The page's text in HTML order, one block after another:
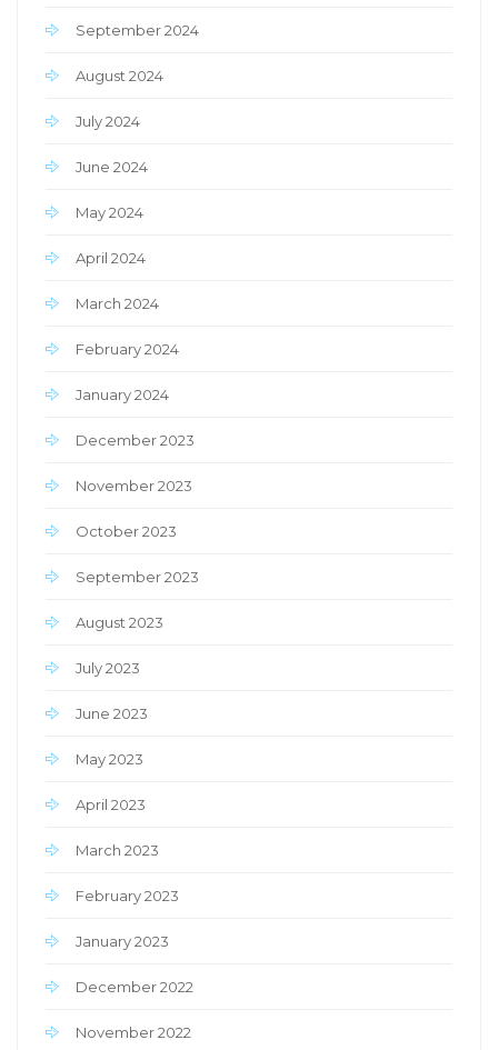
September 2024
August 2024
July 2024
June 2024
May 2024
April 2024
March 2024
February 2024
January 2024
December 2023
November 2023
October 2023
September 2023
August 2023
July 2023
June 2023
May 2023
April 2023
March 2023
February 2023
January 2023
December 2022
November 2022